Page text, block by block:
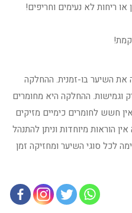
ריחות לא נעימים וחריפים!
השיער בו-זמנית. ההחלקה
וגמישות. ההחלקה היא מחומרים
חשש לחומרים כימיים מזיקים
הוראות מיוחדות וניתן להתנהל
לכל סוגי השיער ומחזיקה זמן